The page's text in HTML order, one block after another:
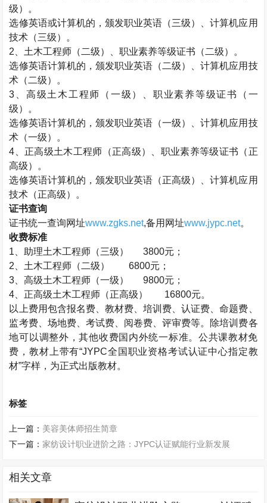
级）。
选修英语或计算机的，颁发职业英语（三级）、计算机应用
技术（三级）。
2、 土木工程师 （二级）、职业素养等级证书（二级）。
选修英语计算机的，颁发职业英语（二级）、计算机应用技
术（二级）。
3、高级土木工程师
（一级）、职业素养等级证书（一
级）。
选修英语计算机的，颁发职业英语（一级）、计算机应用技
术（一级）。
4、正高级土木工程师 （正高级）、职业素养等级证书（正
高级）。
选修英语计算机的，颁发职业英语（正高级）、计算机应用
技术（正高级）。
证书查询
证书统一查询网址www.zgks.net,备用网址www.jypc.net。
收费标准
1、助理土木工程师 （三级） 3800元；
2、 土木工程师 （二级） 6800元；
3、高级土木工程师 （一级） 9800元；
4、正高级土木工程师 （正高级）
16800元。
以上费用包含报名费、教材费、培训费、认证费、命题费、
监考费、场地费、考试费、阅卷费、评审费等。除培训费各
地可以调整外，其他收费国内外统一标准。公共课教材免
费，教材上带有“JYPC全国职业资格考试认证中心指定教
材”字样，为正式出版教材。
标签
上一篇： 美容美体师招生简章
下一篇：家纺设计职业进阶之路：JYPC认证赋能行业新发展
相关文章